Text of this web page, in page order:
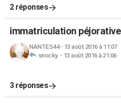
2 réponses
immatriculation péjorative
NANTES44- 13 août 2016 à 11:07
snocky. - 13 août 2016 à 21:06
3 réponses